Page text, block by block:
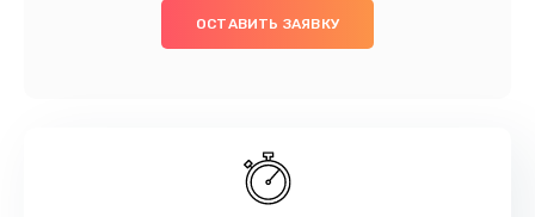
ОСТАВИТЬ ЗАЯВКУ